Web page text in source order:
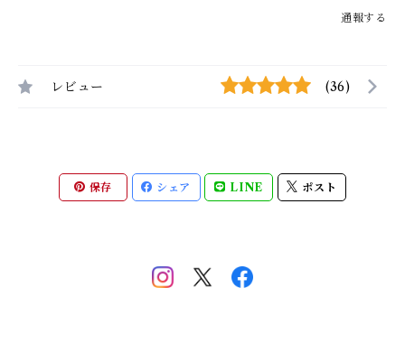
通報する
レビュー (36)
保存 シェア LINE ポスト